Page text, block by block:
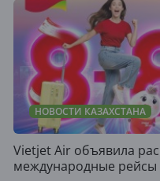
НОВОСТИ КАЗАХСТАНА
Vietjet Air объявила
международные рейсы